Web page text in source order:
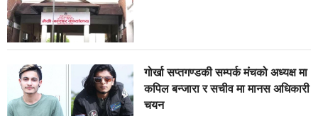
गोर्खा सप्तगण्डकी सम्पर्क मंचको अध्यक्ष मा
कपिल बन्जारा र सचीव मा मानस अधिकारी
चयन